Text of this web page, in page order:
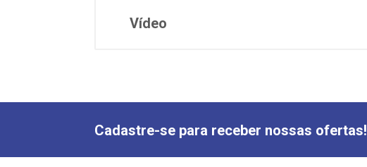
Vídeo
Cadastre-se para receber nossas ofertas!